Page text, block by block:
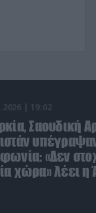
| 19:02
Σαουδική
«Δεν
χώρα» λέει η